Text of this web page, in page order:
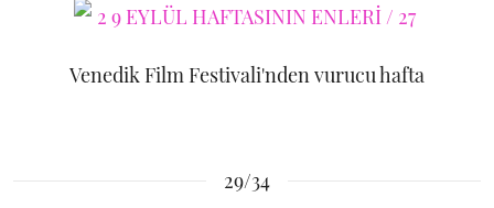
Venedik Film Festivali'nden vurucu hafta
29/34